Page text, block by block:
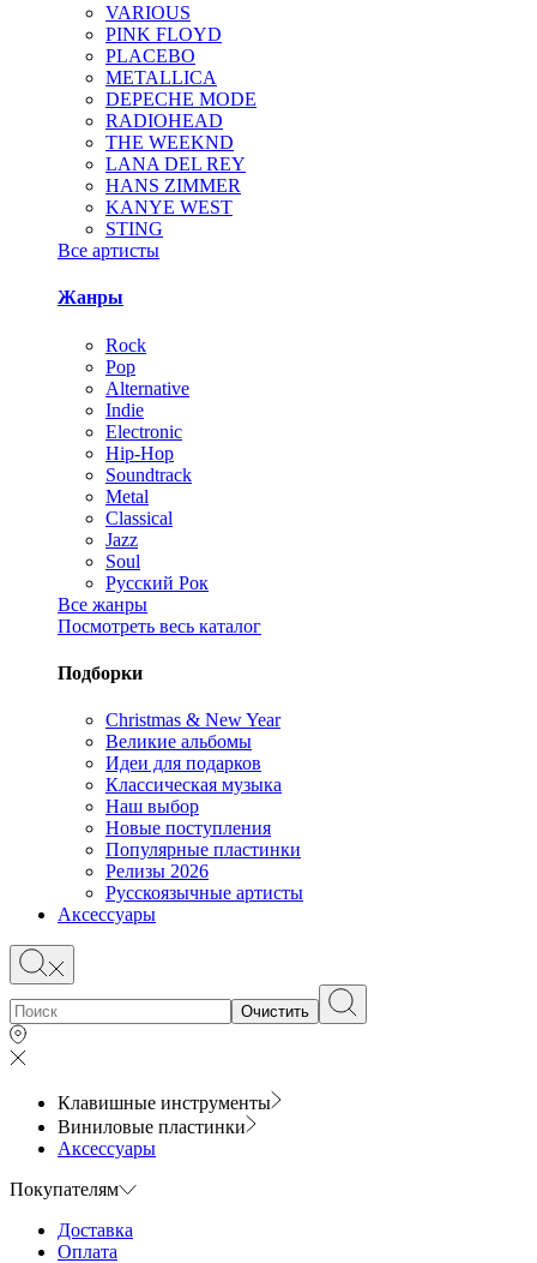
VARIOUS
PINK FLOYD
PLACEBO
METALLICA
DEPECHE MODE
RADIOHEAD
THE WEEKND
LANA DEL REY
HANS ZIMMER
KANYE WEST
STING
Все артисты
Жанры
Rock
Pop
Alternative
Indie
Electronic
Hip-Hop
Soundtrack
Metal
Classical
Jazz
Soul
Русский Рок
Все жанры
Посмотреть весь каталог
Подборки
Christmas & New Year
Великие альбомы
Идеи для подарков
Классическая музыка
Наш выбор
Новые поступления
Популярные пластинки
Релизы 2026
Русскоязычные артисты
Аксессуары
Очистить
Клавишные инструменты
Виниловые пластинки
Аксессуары
Покупателям
Доставка
Оплата